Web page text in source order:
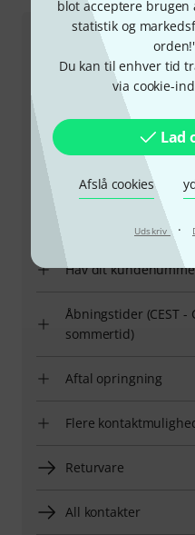
blot acceptere
statistik og
Du kan til enhver tid
via cookie-
Lad
Afslå cookies
Udskriv ·
Vores kundeservice står
spørgsmål eller
Hav dit
Åbningstider (CEST
sommertid)
Aftal opringning
Flere
Returvare
All kontakter